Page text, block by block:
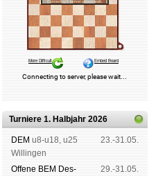
Turniere 1. Halbjahr 2026
DEM u8-u18, u25
Wil­lin­gen
23.-31.05.
Offene BEM Des­
29.-31.05.